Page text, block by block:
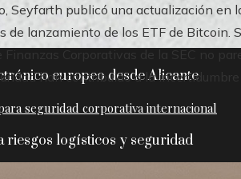
europeo desde Alicante
riesgos logísticos y seguridad
Seyfarth publicó una actualización en
de lanzamiento de los ETF de Bitcoin.
Corporativas de la SEC no
han contribuido a la incertidumbre